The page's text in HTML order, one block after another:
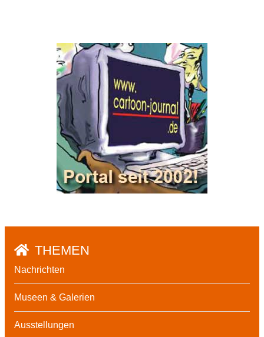
THEMEN
Nachrichten
Museen & Galerien
Ausstellungen